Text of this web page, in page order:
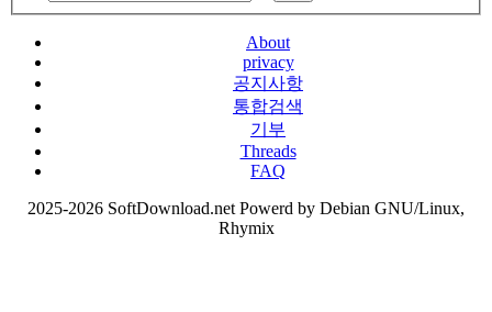
About
privacy
공지사항
통합검색
기부
Threads
FAQ
2025-2026 SoftDownload.net Powerd by Debian GNU/Linux,
Rhymix